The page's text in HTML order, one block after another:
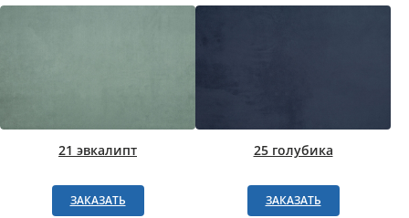
21 эвкалипт
ЗАКАЗАТЬ
25 голубика
ЗАКАЗАТЬ